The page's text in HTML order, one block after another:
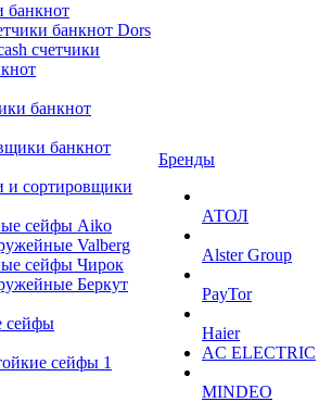
банкнот
банкнот Dors
счетчики
банкнот
банкнот
и сортировщики
сейфы Aiko
Valberg
сейфы Чирок
Беркут
сейфы
сейфы 1
Бренды
АТОЛ
Alster Group
PayTor
Haier
AC ELECTRIC
MINDEO